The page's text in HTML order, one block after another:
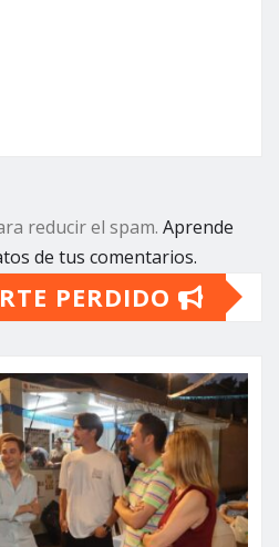
reducir el spam. Aprende
de tus comentarios.
PERDIDO